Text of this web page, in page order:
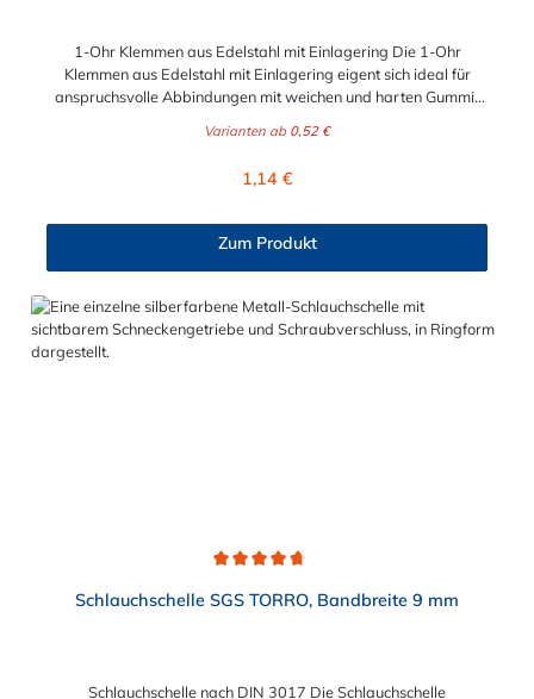
1-Ohr Klemmen aus Edelstahl mit Einlagering Die 1-Ohr
Klemmen aus Edelstahl mit Einlagering eigent sich ideal für
anspruchsvolle Abbindungen mit weichen und harten Gummi-
zu 0,3 mm Materialstärke und oval ausgebildeter, nach ausßen
Damit gewährleistet er eine einheitliche Kompression nahezu
der 1-Ohr Klemmen aus Edelstahl mit Einlagering ist in
verschiedenen Abstufungen von 2,5 mm bis maximal 30 mm
wählbar.
Varianten ab 0,52 €
Regulärer Preis:
1,14 €
Zum Produkt
Schlauchschelle SGS TORRO, Bandbreite 9 mm
Schlauchschelle nach DIN 3017 Die Schlauchschelle